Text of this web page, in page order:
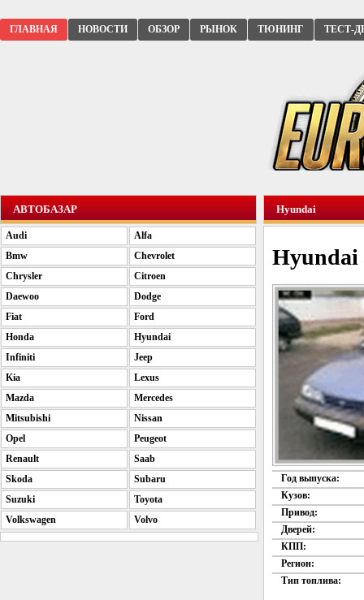
ГЛАВНАЯ НОВОСТИ ОБЗОР РЫНОК ТЮНИНГ ТЕСТ-
Hyundai
Hyundai
Год выпуска:
Кузов:
Привод:
Дверей:
КПП:
Регион:
Тип топлива:
АВТОБАЗАР
Audi
Alfa
Bmw
Chevrolet
Chrysler
Citroen
Daewoo
Dodge
Fiat
Ford
Honda
Hyundai
Infiniti
Jeep
Kia
Lexus
Mazda
Mercedes
Mitsubishi
Nissan
Opel
Peugeot
Renault
Saab
Skoda
Subaru
Suzuki
Toyota
Volkswagen
Volvo